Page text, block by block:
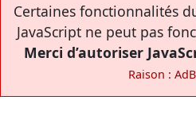
Certaines fonctionnalités
JavaScript ne peut pas
Merci d’autoriser
Raison :